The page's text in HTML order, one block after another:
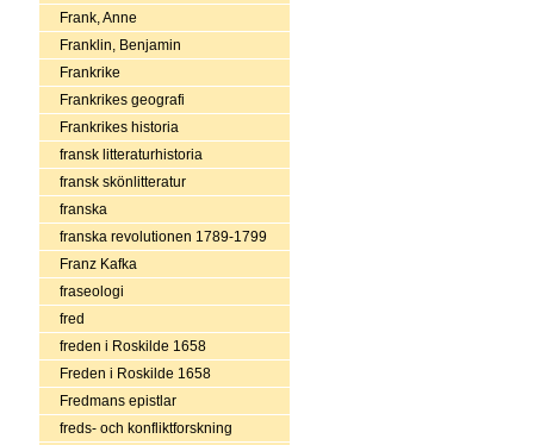
Frank, Anne
Franklin, Benjamin
Frankrike
Frankrikes geografi
Frankrikes historia
fransk litteraturhistoria
fransk skönlitteratur
franska
franska revolutionen 1789-1799
Franz Kafka
fraseologi
fred
freden i Roskilde 1658
Freden i Roskilde 1658
Fredmans epistlar
freds- och konfliktforskning